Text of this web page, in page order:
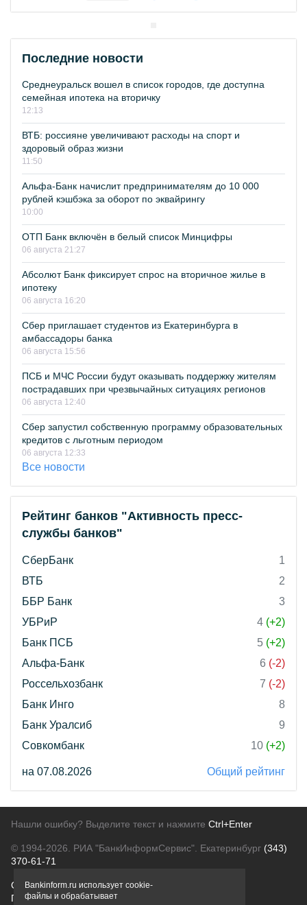
Последние новости
Среднеуральск вошел в список городов, где доступна
семейная ипотека на вторичку
12:13
ВТБ: россияне увеличивают расходы на спорт и
здоровый образ жизни
11:50
Альфа-Банк начислит предпринимателям до 10 000
рублей кэшбэка за оборот по эквайрингу
10:00
ОТП Банк включён в белый список Минцифры
06 августа 21:27
Абсолют Банк фиксирует спрос на вторичное жилье в
ипотеку
06 августа 16:20
Сбер приглашает студентов из Екатеринбурга в
амбассадоры банка
06 августа 15:56
ПСБ и МЧС России будут оказывать поддержку жителям
пострадавших при чрезвычайных ситуациях регионов
06 августа 12:40
Сбер запустил собственную программу образовательных
кредитов с льготным периодом
06 августа 12:33
Все новости
Рейтинг банков "Активность пресс-
службы банков"
СберБанк
1
ВТБ
2
ББР Банк
3
УБРиР
4 (+2)
Банк ПСБ
5 (+2)
Альфа-Банк
6 (-2)
Россельхозбанк
7 (-2)
Банк Инго
8
Банк Уралсиб
9
Совкомбанк
10 (+2)
на 07.08.2026 Общий рейтинг
Нашли ошибку? Выделите текст и нажмите Ctrl+Enter
© 1994-2026. РИА "БанкИнформСервис". Екатеринбург (343)
370-61-71
О проектеПолитика конфиденциальности
Правовая информацияДля рекламодателей
Bankinform.ru использует cookie-
файлы и обрабатывает